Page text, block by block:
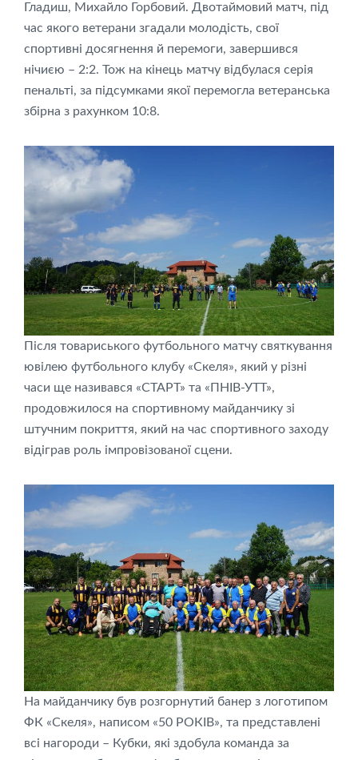
Гладиш, Михайло Горбовий. Двотаймовий матч, під
час якого ветерани згадали молодість, свої
спортивні досягнення й перемоги, завершився
нічиєю – 2:2. Тож на кінець матчу відбулася серія
пенальті, за підсумками якої перемогла ветеранська
збірна з рахунком 10:8.
Після товариського футбольного матчу святкування
ювілею футбольного клубу «Скеля», який у різні
часи ще називався «СТАРТ» та «ПНІВ-УТТ»,
продовжилося на спортивному майданчику зі
штучним покриття, який на час спортивного заходу
відіграв роль імпровізованої сцени.
На майданчику був розгорнутий банер з логотипом
ФК «Скеля», написом «50 РОКІВ», та представлені
всі нагороди – Кубки, які здобула команда за